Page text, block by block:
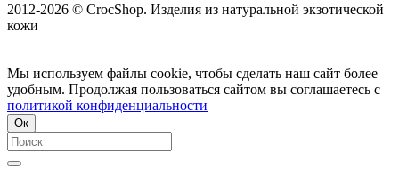
2012-2026 © CrocShop. Изделия из натуральной экзотической
кожи
Мы используем файлы cookie, чтобы сделать наш сайт более
удобным. Продолжая пользоваться сайтом вы соглашаетесь с
политикой конфиденциальности
Ок